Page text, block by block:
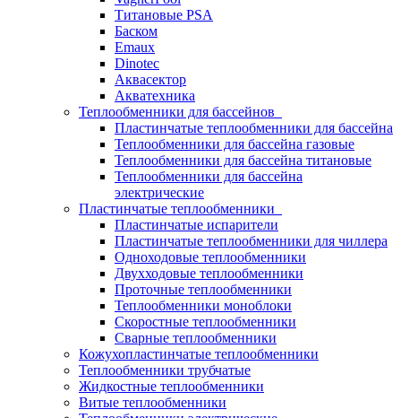
Титановые PSA
Баском
Emaux
Dinotec
Аквасектор
Акватехника
Теплообменники для бассейнов
Пластинчатые теплообменники для бассейна
Теплообменники для бассейна газовые
Теплообменники для бассейна титановые
Теплообменники для бассейна
электрические
Пластинчатые теплообменники
Пластинчатые испарители
Пластинчатые теплообменники для чиллера
Одноходовые теплообменники
Двухходовые теплообменники
Проточные теплообменники
Теплообменники моноблоки
Скоростные теплообменники
Сварные теплообменники
Кожухопластинчатые теплообменники
Теплообменники трубчатые
Жидкостные теплообменники
Витые теплообменники